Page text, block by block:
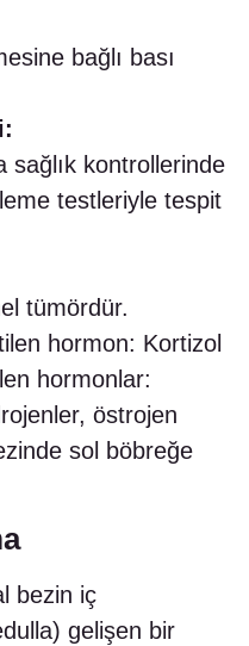
bağlı bası
sağlık kontrollerinde
testleriyle tespit
tümördür.
hormon: Kortizol
hormonlar:
östrojen
sol böbreğe
bezin iç
gelişen bir